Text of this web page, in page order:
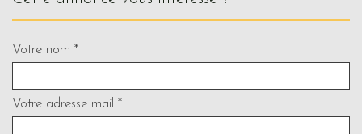
Votre nom *
Votre adresse mail *